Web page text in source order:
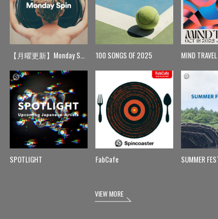
【月曜更新】Monday Spin
SPOTLIGHT
100 SONGS OF 2025
FabCafe
MIND TRAVEL
SUMMER
VIEW MORE